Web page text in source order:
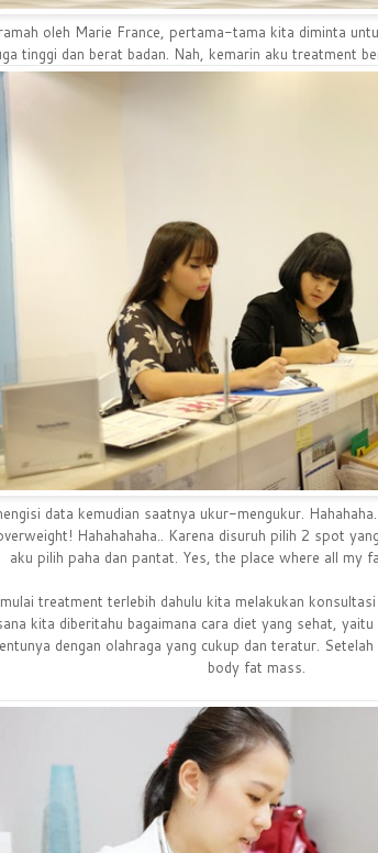
oleh Marie France, pertama-tama kita diminta
tinggi dan berat badan. Nah, kemarin aku treatment
data kemudian saatnya ukur-mengukur.
Hahahahaha.. Karena disuruh pilih 2 spot
aku pilih paha dan pantat. Yes, the place where all my
treatment terlebih dahulu kita melakukan
kita diberitahu bagaimana cara diet yang sehat,
dengan olahraga yang cukup dan teratur.
body fat mass.